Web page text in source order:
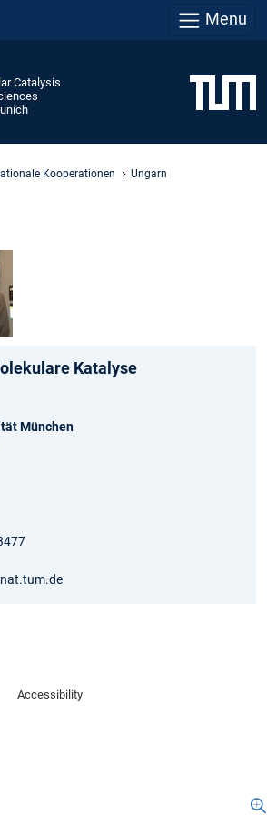
Menu
Catalysis
Kooperationen Ungarn
Katalyse
München
Accessibility